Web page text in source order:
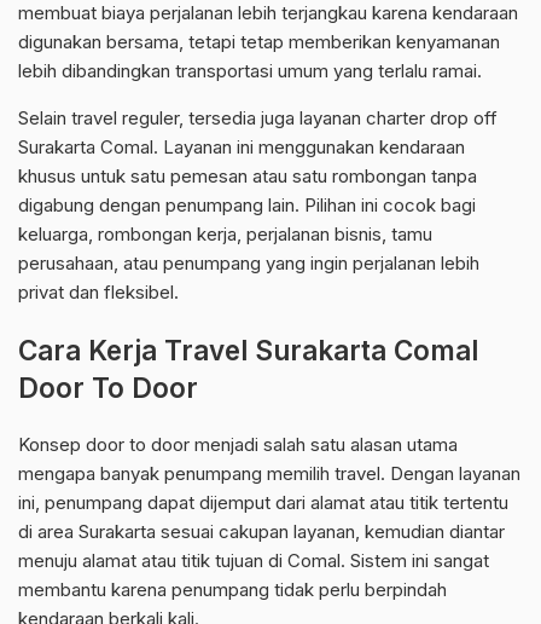
membuat biaya perjalanan lebih terjangkau karena kendaraan
digunakan bersama, tetapi tetap memberikan kenyamanan
lebih dibandingkan transportasi umum yang terlalu ramai.
Selain travel reguler, tersedia juga layanan charter drop off
Surakarta Comal. Layanan ini menggunakan kendaraan
khusus untuk satu pemesan atau satu rombongan tanpa
digabung dengan penumpang lain. Pilihan ini cocok bagi
keluarga, rombongan kerja, perjalanan bisnis, tamu
perusahaan, atau penumpang yang ingin perjalanan lebih
privat dan fleksibel.
Cara Kerja Travel Surakarta Comal
Door To Door
Konsep door to door menjadi salah satu alasan utama
mengapa banyak penumpang memilih travel. Dengan layanan
ini, penumpang dapat dijemput dari alamat atau titik tertentu
di area Surakarta sesuai cakupan layanan, kemudian diantar
menuju alamat atau titik tujuan di Comal. Sistem ini sangat
membantu karena penumpang tidak perlu berpindah
kendaraan berkali kali.